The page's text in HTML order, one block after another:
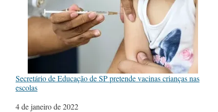
Secretário de Educação de SP pretende vacinas crianças nas
escolas
Data
4 de janeiro de 2022